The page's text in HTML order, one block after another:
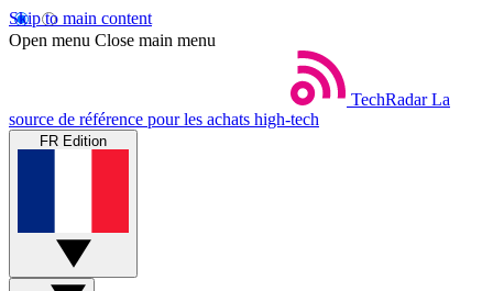
Skip to main content
Open menu Close main menu
TechRadar La
source de référence pour les achats high-tech
FR Edition